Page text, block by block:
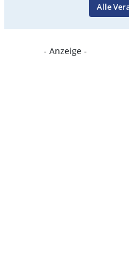
Alle
- Anzeige -